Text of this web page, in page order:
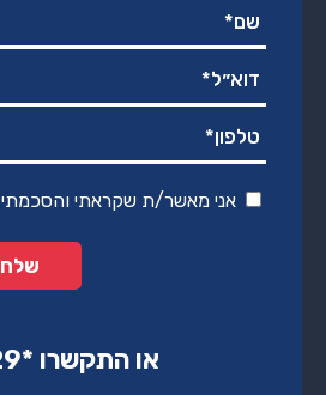
אני מאשר/ת שקראתי והסכמתי
או התקשרו ‏*2129‏